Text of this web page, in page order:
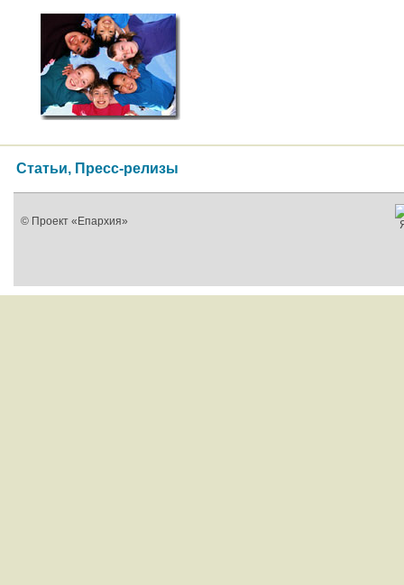
Статьи, Пресс-релизы
© Проект «Епархия»